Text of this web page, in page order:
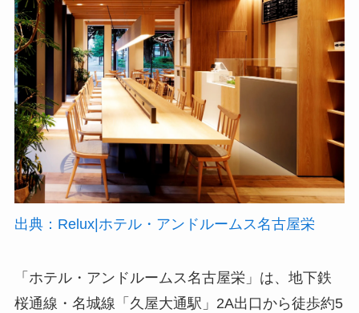
出典：Relux|ホテル・アンドルームス名古屋栄
「ホテル・アンドルームス名古屋栄」は、地下鉄
桜通線・名城線「久屋大通駅」2A出口から徒歩約5